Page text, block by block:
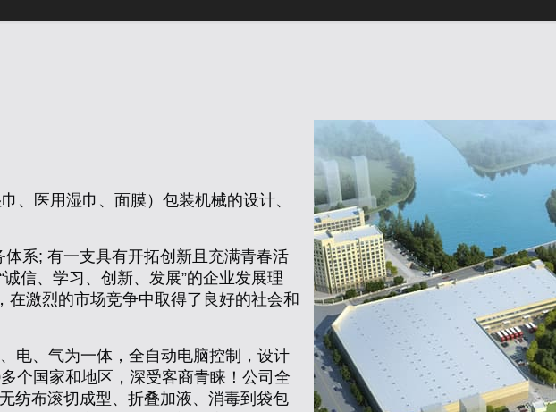
、医用湿巾、面膜）包装机械的设计、
系; 有一支具有开拓创新且充满青春活
信、学习、创新、发展”的企业发展理
在激烈的市场竞争中取得了良好的社会和
电、气为一体，全自动电脑控制，设计
个国家和地区，深受客商青睐！公司全
纺布滚切成型、折叠加液、消毒到袋包